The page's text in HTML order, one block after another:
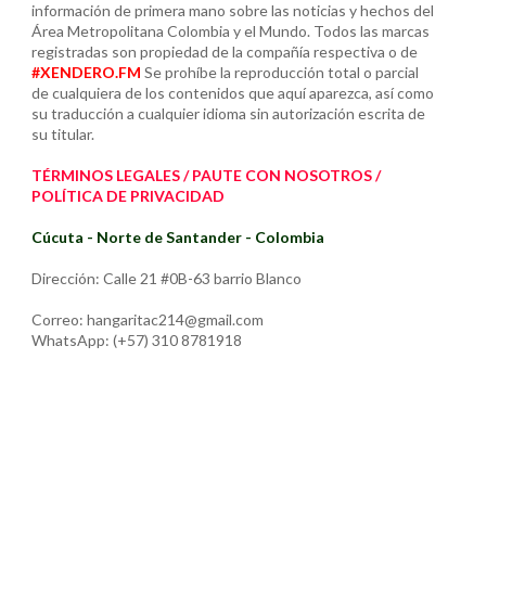
información de primera mano sobre las noticias y hechos del
Área Metropolitana Colombia y el Mundo. Todos las marcas
registradas son propiedad de la compañía respectiva o de
#XENDERO.FM Se prohíbe la reproducción total o parcial
de cualquiera de los contenidos que aquí aparezca, así como
su traducción a cualquier idioma sin autorización escrita de
su titular.
TÉRMINOS LEGALES / PAUTE CON NOSOTROS /
POLÍTICA DE PRIVACIDAD
Cúcuta - Norte de Santander - Colombia
Dirección: Calle 21 #0B-63 barrio Blanco
Correo: hangaritac214@gmail.com
WhatsApp: (+57) 310 8781918